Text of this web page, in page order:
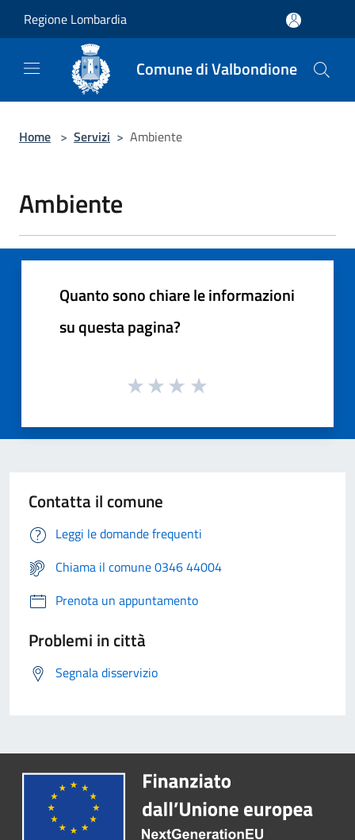
Regione Lombardia
Comune di Valbondione
Home > Servizi > Ambiente
Ambiente
Quanto sono chiare le informazioni
su questa pagina?
Contatta il comune
Leggi le domande frequenti
Chiama il comune 0346 44004
Prenota un appuntamento
Problemi in città
Segnala disservizio